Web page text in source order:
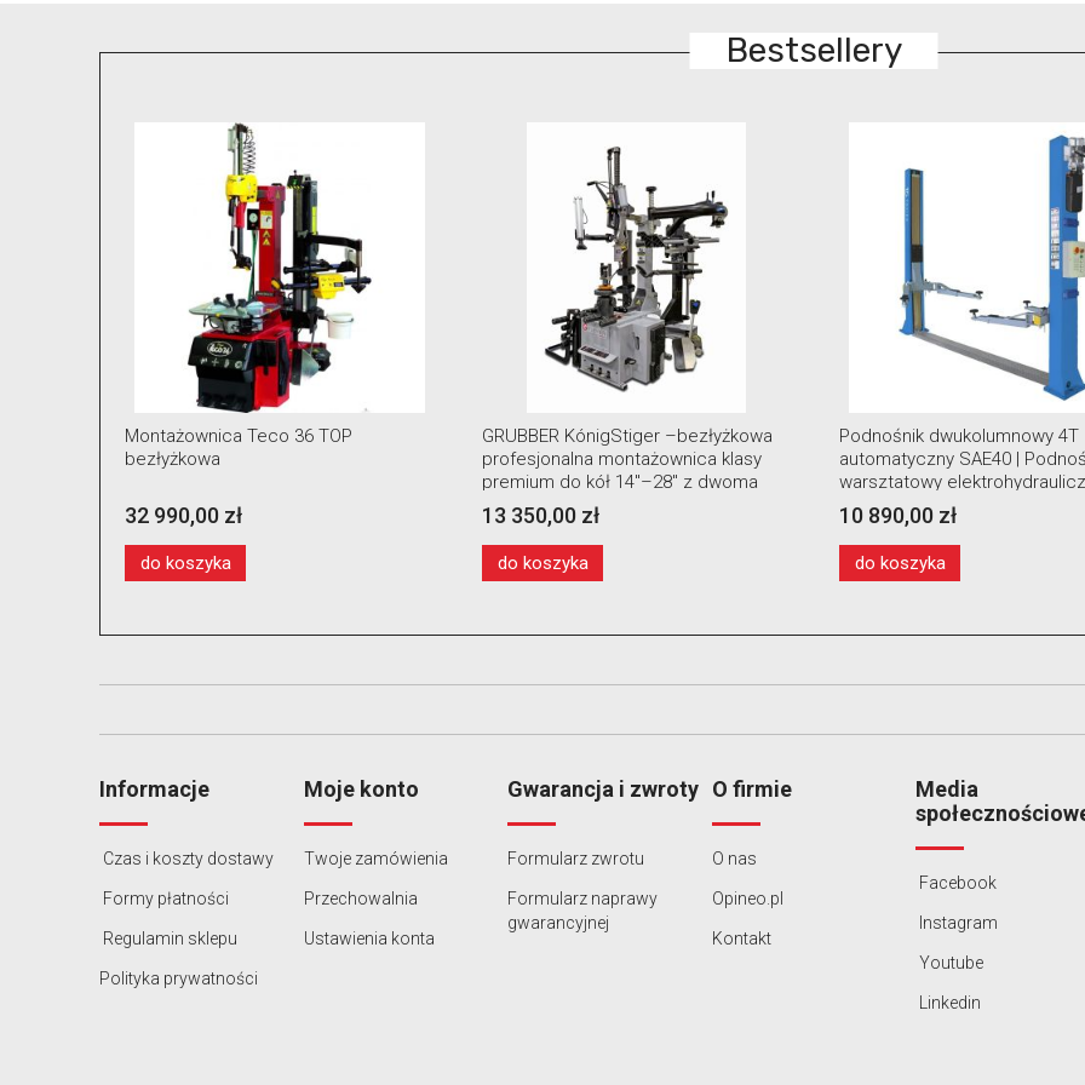
Bestsellery
GRUBBER KónigStiger –bezłyżkowa
profesjonalna montażownica klasy
ramionami pomocniczymi i windą
koła
13 350,00 zł
do koszyka
Podnośnik dwukolumnowy 4T
automatyczny SAE40 | Podnośnik
warsztatowy elektrohydrauliczny
10 890,00 zł
do koszyka
Montażownica mobilna
T5782 MOVI ciężarowa
23 400,00 zł
do koszyka
Informacje
Czas i koszty dostawy
Formy płatności
Regulamin sklepu
Polityka prywatności
Moje konto
Twoje zamówienia
Przechowalnia
Ustawienia konta
Gwarancja i zwroty
Formularz zwrotu
Formularz naprawy
gwarancyjnej
O firmie
O nas
Opineo.pl
Kontakt
Media
Facebook
Instagram
Youtube
Linkedin